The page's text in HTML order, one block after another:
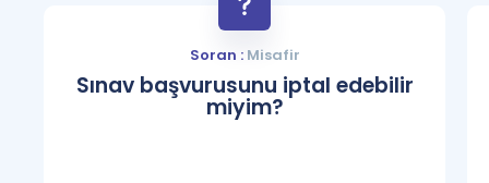
Blog
Soran :Misafir
Sınav başvurusunu iptal edebilir
miyim?